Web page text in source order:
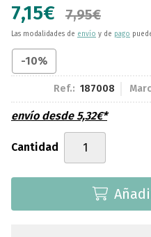
7,15€ 7,95€
Las modalidades de envío y de pago
-10%
Ref.: 187008
envío desde5,32€*
Cantidad